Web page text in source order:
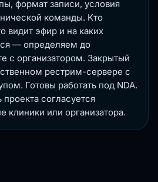
формат записи, условия
команды. Кто
видит эфир и на каких
— определяем до
с организатором. Закрытый
рестрим-сервере с
Готовы работать под NDA.
согласуется
клиники или организатора.